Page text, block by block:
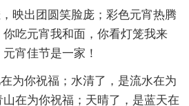
映出团圆笑脸庞；彩色元宵热腾
吃元宵我和面，你看灯笼我来
宵佳节是一家！
为你祝福；水清了，是流水在为
在为你祝福；天晴了，是蓝天在